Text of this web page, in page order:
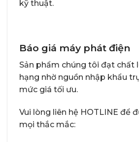
kỹ thuật.
Báo giá máy phát điện
Sản phẩm chúng tôi đạt chất
hạng nhờ nguồn nhập khẩu
mức giá tối ưu.
Vui lòng liên hệ HOTLINE để
mọi thắc mắc: